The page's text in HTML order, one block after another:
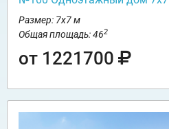
Размер: 7х7 м
Общая площадь: 462
от 1221700